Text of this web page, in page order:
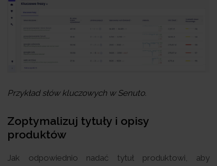
Przykład słów kluczowych w Senuto.
Zoptymalizuj tytuły i opisy
produktów
Jak odpowiednio nadać tytuł produktowi, aby